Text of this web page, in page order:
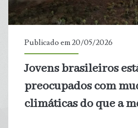
Publicado em 20/05/2026
Jovens brasileiros
preocupados com
climáticas do que a